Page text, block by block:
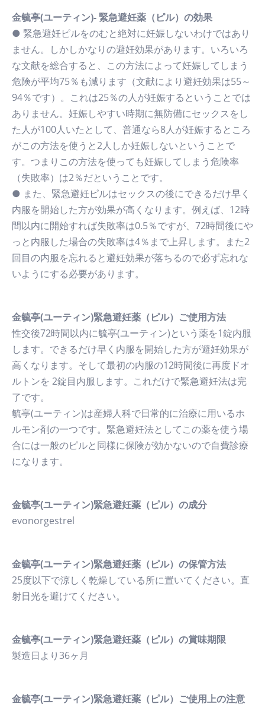
金毓亭(ユーティン)- 緊急避妊薬（ピル）の効果
● 緊急避妊ピルをのむと絶対に妊娠しないわけではあり
ません。しかしかなりの避妊効果があります。いろいろ
な文献を総合すると、この方法によって妊娠してしまう
危険が平均75％も減ります（文献により避妊効果は55～
94％です）。これは25％の人が妊娠するということでは
ありません。妊娠しやすい時期に無防備にセックスをし
た人が100人いたとして、普通なら8人が妊娠するところ
がこの方法を使うと2人しか妊娠しないということで
す。つまりこの方法を使っても妊娠してしまう危険率
（失敗率）は2％だということです。
● また、緊急避妊ピルはセックスの後にできるだけ早く
内服を開始した方が効果が高くなります。例えば、12時
間以内に開始すれば失敗率は0.5％ですが、72時間後にや
っと内服した場合の失敗率は4％まで上昇します。また2
回目の内服を忘れると避妊効果が落ちるので必ず忘れな
いようにする必要があります。
金毓亭(ユーティン)緊急避妊薬（ピル）ご使用方法
性交後72時間以内に毓亭(ユーティン)という薬を1錠内服
します。できるだけ早く内服を開始した方が避妊効果が
高くなります。そして最初の内服の12時間後に再度ドオ
ルトンを 2錠目内服します。これだけで緊急避妊法は完
了です。
毓亭(ユーティン)は産婦人科で日常的に治療に用いるホ
ルモン剤の一つです。緊急避妊法としてこの薬を使う場
合には一般のピルと同様に保険が効かないので自費診療
になります。
金毓亭(ユーティン)緊急避妊薬（ピル）の成分
evonorgestrel
金毓亭(ユーティン)緊急避妊薬（ピル）の保管方法
25度以下で涼しく乾燥している所に置いてください。直
射日光を避けてください。
金毓亭(ユーティン)緊急避妊薬（ピル）の賞味期限
製造日より36ヶ月
金毓亭(ユーティン)緊急避妊薬（ピル）ご使用上の注意